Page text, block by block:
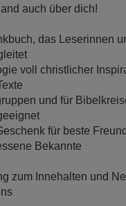
auch über dich!
das Leserinnen
voll christlicher
und für
für beste
Bekannte
zum Innehalten und